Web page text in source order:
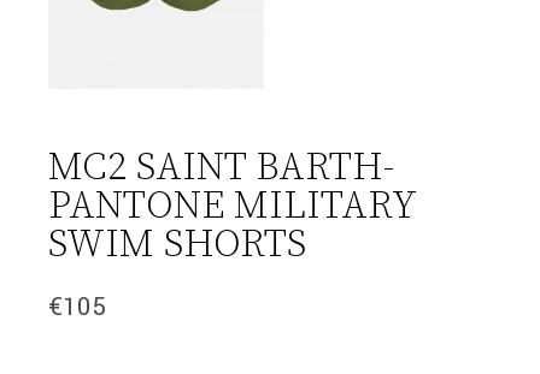
MC2 SAINT BARTH-
PANTONE MILITARY
SWIM SHORTS
€105